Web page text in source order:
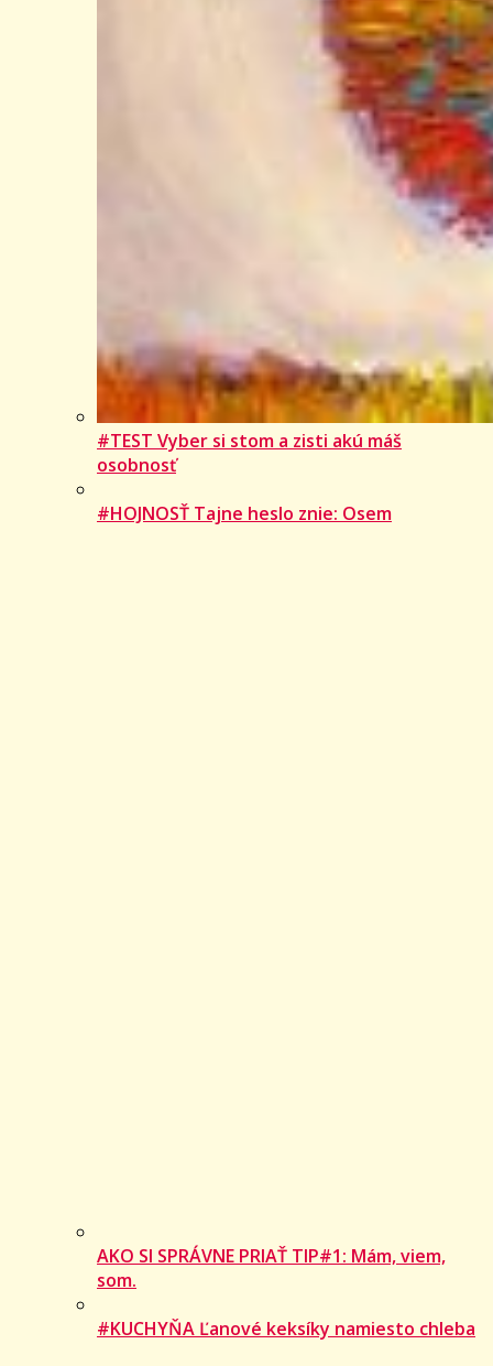
#TEST Vyber si stom a zisti akú máš
osobnosť
#HOJNOSŤ Tajne heslo znie: Osem
AKO SI SPRÁVNE PRIAŤ TIP#1: Mám, viem,
som.
#KUCHYŇA Ľanové keksíky namiesto chleba